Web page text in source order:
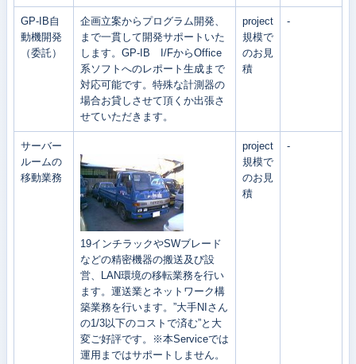
GP-IB自
動機開発
（委託）
企画立案からプログラム開発、
まで一貫して開発サポートいた
します。GP-IB I/FからOffice
系ソフトへのレポート生成まで
対応可能です。特殊な計測器の
場合お貸しさせて頂くか出張さ
せていただきます。
project
規模で
のお見
積
-
サーバー
ルームの
移動業務
19インチラックやSWブレード
などの精密機器の搬送及び設
営、LAN環境の移転業務を行い
ます。運送業とネットワーク構
築業務を行います。”大手NIさん
の1/3以下のコストで済む”と大
変ご好評です。※本Serviceでは
運用まではサポートしません。
project
規模で
のお見
積
-